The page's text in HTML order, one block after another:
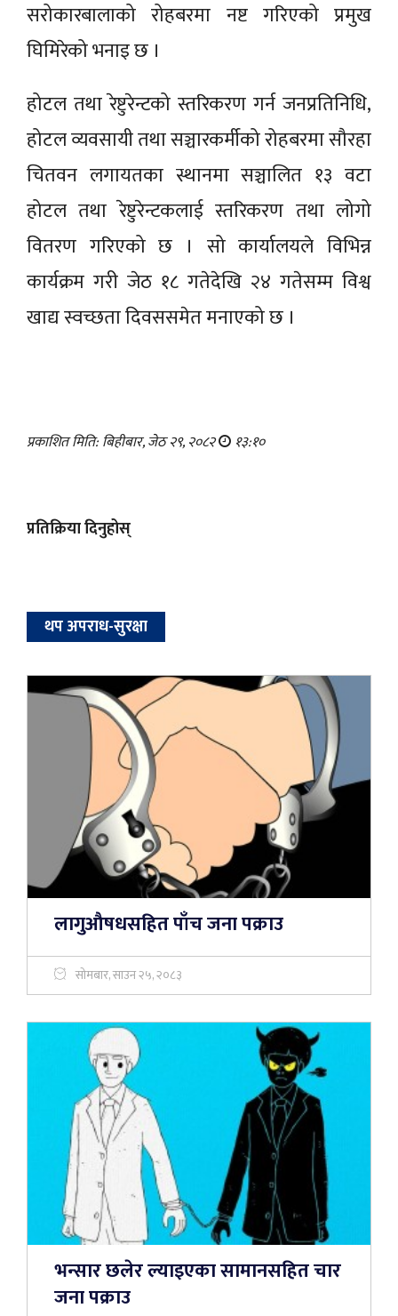
सरोकारबालाको रोहबरमा नष्ट गरिएको प्रमुख
घिमिरेको भनाइ छ ।
होटल तथा रेष्टुरेन्टको स्तरिकरण गर्न जनप्रतिनिधि,
होटल व्यवसायी तथा सञ्चारकर्मीको रोहबरमा सौरहा
चितवन लगायतका स्थानमा सञ्चालित १३ वटा
होटल तथा रेष्टुरेन्टकलाई स्तरिकरण तथा लोगो
वितरण गरिएको छ । सो कार्यालयले विभिन्न
कार्यक्रम गरी जेठ १८ गतेदेखि २४ गतेसम्म विश्व
खाद्य स्वच्छता दिवससमेत मनाएको छ ।
प्रकाशित मिति: बिहीबार, जेठ २९, २०८२ १३:१०
प्रतिक्रिया दिनुहोस्
थप अपराध-सुरक्षा
लागुऔषधसहित पाँच जना पक्राउ
सोमबार, साउन २५, २०८३
भन्सार छलेर ल्याइएका सामानसहित चार
जना पक्राउ